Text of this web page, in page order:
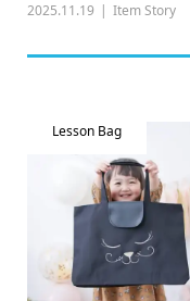
2025.11.19 Item Story
Lesson Bag